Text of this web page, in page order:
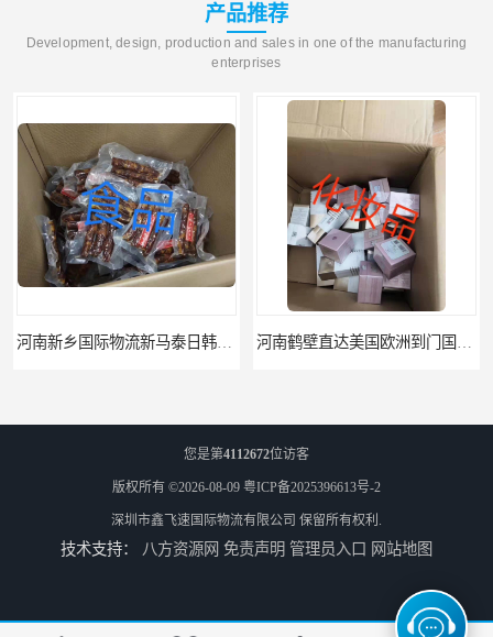
产品推荐
Development, design, production and sales in one of the manufacturing
enterprises
河南鹤壁美森快船美国FBA专线海运国际物流双清包税 河南安阳欧美日加FBA空海运入仓DHL快递代理当日提取
您是第4112672位访客
版权所有 ©2026-08-09 粤ICP备2025396613号-2
深圳市鑫飞速国际物流有限公司 保留所有权利.
技术支持： 八方资源网 免责声明 管理员入口 网站地图